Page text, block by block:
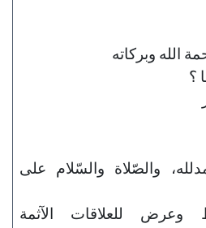
الله وبركاته
؟
والصّلاة والسّلام على
وعرض للعلاقات الآثمة